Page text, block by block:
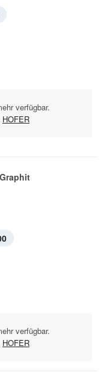
verfügbar.
HOFER
verfügbar.
HOFER